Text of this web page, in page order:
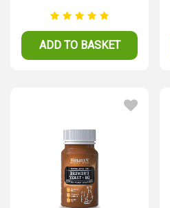
ADD TO BASKET